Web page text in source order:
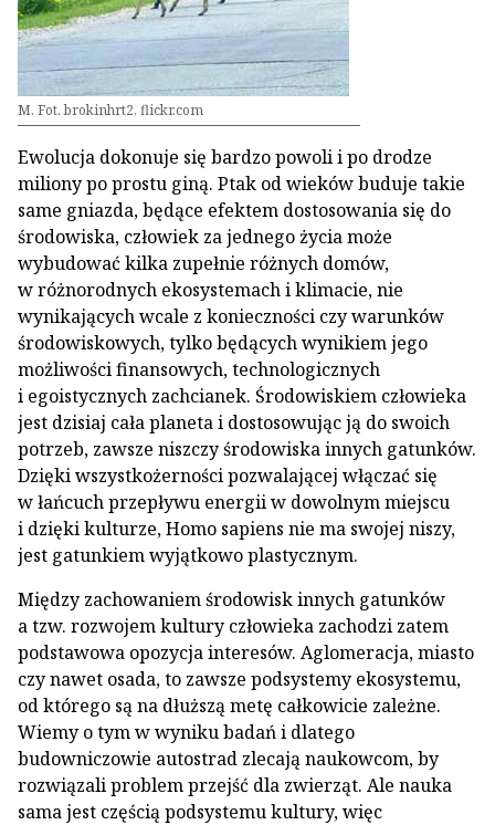
M. Fot. brokinhrt2, flickr.com
Ewolucja dokonuje się bardzo powoli i po drodze
miliony po prostu giną. Ptak od wieków buduje takie
same gniazda, będące efektem dostosowania się do
środowiska, człowiek za jednego życia może
wybudować kilka zupełnie różnych domów,
w różnorodnych ekosystemach i klimacie, nie
wynikających wcale z konieczności czy warunków
środowiskowych, tylko będących wynikiem jego
możliwości finansowych, technologicznych
i egoistycznych zachcianek. Środowiskiem człowieka
jest dzisiaj cała planeta i dostosowując ją do swoich
potrzeb, zawsze niszczy środowiska innych gatunków.
Dzięki wszystkożerności pozwalającej włączać się
w łańcuch przepływu energii w dowolnym miejscu
i dzięki kulturze, Homo sapiens nie ma swojej niszy,
jest gatunkiem wyjątkowo plastycznym.
Między zachowaniem środowisk innych gatunków
a tzw. rozwojem kultury człowieka zachodzi zatem
podstawowa opozycja interesów. Aglomeracja, miasto
czy nawet osada, to zawsze podsystemy ekosystemu,
od którego są na dłuższą metę całkowicie zależne.
Wiemy o tym w wyniku badań i dlatego
budowniczowie autostrad zlecają naukowcom, by
rozwiązali problem przejść dla zwierząt. Ale nauka
sama jest częścią podsystemu kultury, więc